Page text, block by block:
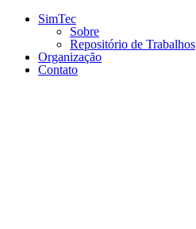
Conteúdo principal
SimTec
Sobre
Repositório de Trabalhos
Organização
Contato